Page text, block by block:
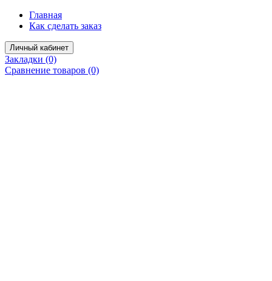
Главная
Как сделать заказ
Личный кабинет
Закладки (0)
Сравнение товаров (0)